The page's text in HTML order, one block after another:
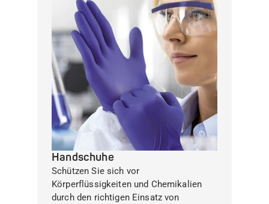
Handschuhe
Schützen Sie sich vor
Körperflüssigkeiten und Chemikalien
durch den richtigen Einsatz von